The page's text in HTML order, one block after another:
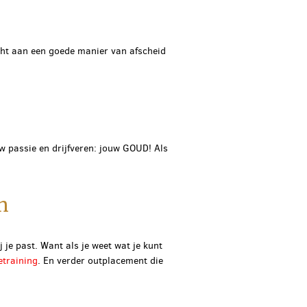
aan een goede manier van afscheid
en drijfveren: jouw GOUD! Als
je past. Want als je weet wat je kunt
. En verder outplacement die